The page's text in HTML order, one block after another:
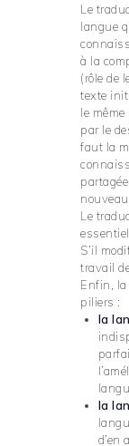
Le
langue
à la
(rôle de
texte
le
par le
faut la
Le
S’il
travail
Enfin,
piliers :
la
la
d’en